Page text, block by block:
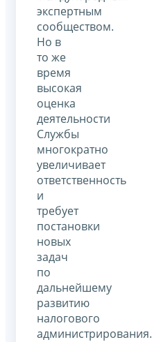
экспертным
сообществом.
Но в
то же
время
высокая
оценка
деятельности
Службы
многократно
увеличивает
ответственность
и
требует
постановки
новых
задач
по
дальнейшему
развитию
налогового
администрирования.